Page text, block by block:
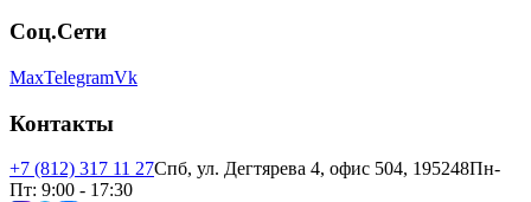
Соц.Сети
MaxTelegramVk
Контакты
+7 (812) 317 11 27Спб, ул. Дегтярева 4, офис 504, 195248Пн-
Пт: 9:00 - 17:30